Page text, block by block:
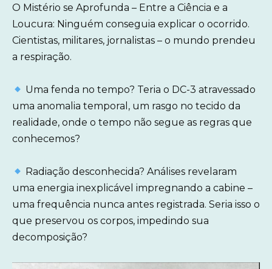
O Mistério se Aprofunda – Entre a Ciência e a
Loucura: Ninguém conseguia explicar o ocorrido.
Cientistas, militares, jornalistas – o mundo prendeu
a respiração.
Uma fenda no tempo? Teria o DC-3 atravessado
uma anomalia temporal, um rasgo no tecido da
realidade, onde o tempo não segue as regras que
conhecemos?
Radiação desconhecida? Análises revelaram
uma energia inexplicável impregnando a cabine –
uma frequência nunca antes registrada. Seria isso o
que preservou os corpos, impedindo sua
decomposição?